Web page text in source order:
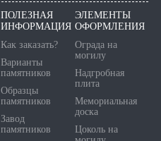
ПОЛЕЗНАЯ
ИНФОРМАЦИЯ
Как заказать?
Варианты
памятников
Образцы
памятников
Завод
памятников
ЭЛЕМЕНТЫ
ОФОРМЛЕНИЯ
Ограда на
могилу
Надгробная
плита
Мемориальная
доска
Цоколь на